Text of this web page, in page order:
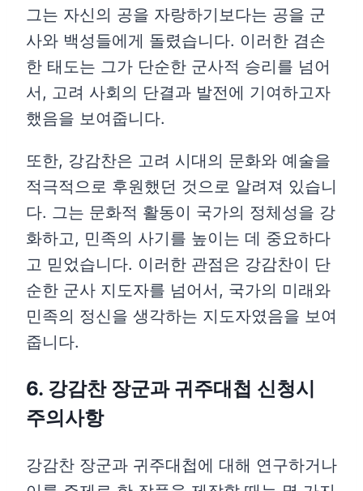
그는 자신의 공을 자랑하기보다는 공을 군
사와 백성들에게 돌렸습니다. 이러한 겸손
한 태도는 그가 단순한 군사적 승리를 넘어
서, 고려 사회의 단결과 발전에 기여하고자
했음을 보여줍니다.
또한, 강감찬은 고려 시대의 문화와 예술을
적극적으로 후원했던 것으로 알려져 있습니
다. 그는 문화적 활동이 국가의 정체성을 강
화하고, 민족의 사기를 높이는 데 중요하다
고 믿었습니다. 이러한 관점은 강감찬이 단
순한 군사 지도자를 넘어서, 국가의 미래와
민족의 정신을 생각하는 지도자였음을 보여
줍니다.
6. 강감찬 장군과 귀주대첩 신청시
주의사항
강감찬 장군과 귀주대첩에 대해 연구하거나